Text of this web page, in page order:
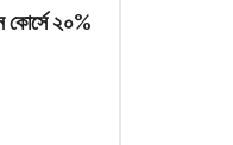
কোর্সে ২০%